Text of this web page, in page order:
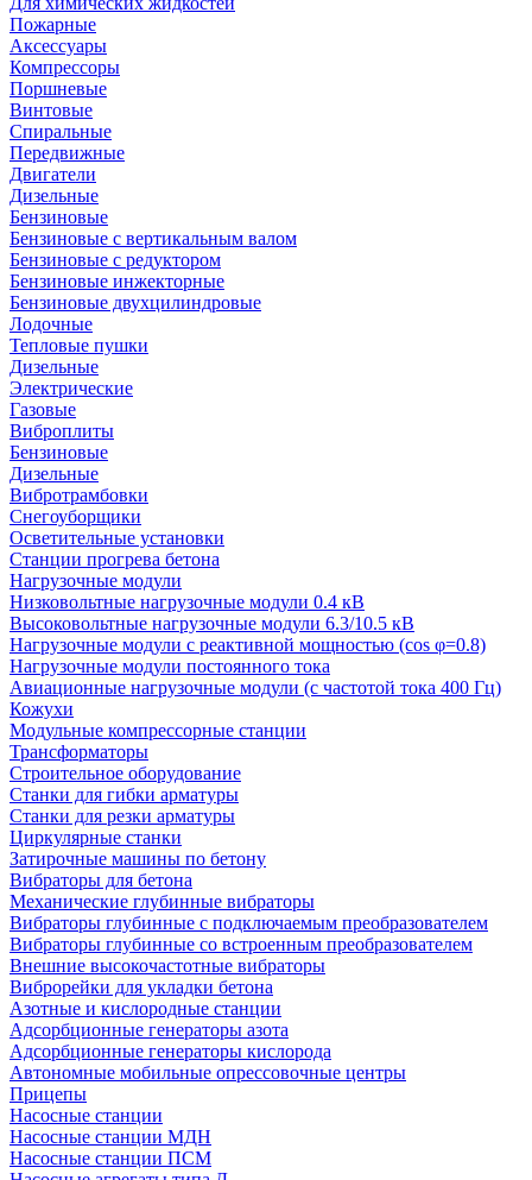
Пожарные
Аксессуары
Компрессоры
Поршневые
Винтовые
Спиральные
Передвижные
Двигатели
Дизельные
Бензиновые
Бензиновые с вертикальным валом
Бензиновые с редуктором
Бензиновые инжекторные
Бензиновые двухцилиндровые
Лодочные
Тепловые пушки
Дизельные
Электрические
Газовые
Виброплиты
Бензиновые
Дизельные
Вибротрамбовки
Снегоуборщики
Осветительные установки
Станции прогрева бетона
Нагрузочные модули
Низковольтные нагрузочные модули 0.4 кВ
Высоковольтные нагрузочные модули 6.3/10.5 кВ
Нагрузочные модули с реактивной мощностью (cos φ=0.8)
Нагрузочные модули постоянного тока
Авиационные нагрузочные модули (с частотой тока 400 Гц)
Кожухи
Модульные компрессорные станции
Трансформаторы
Строительное оборудование
Станки для гибки арматуры
Станки для резки арматуры
Циркулярные станки
Затирочные машины по бетону
Вибраторы для бетона
Механические глубинные вибраторы
Вибраторы глубинные с подключаемым преобразователем
Вибраторы глубинные со встроенным преобразователем
Внешние высокочастотные вибраторы
Виброрейки для укладки бетона
Азотные и кислородные станции
Адсорбционные генераторы азота
Адсорбционные генераторы кислорода
Автономные мобильные опрессовочные центры
Прицепы
Насосные станции
Насосные станции МДН
Насосные станции ПСМ